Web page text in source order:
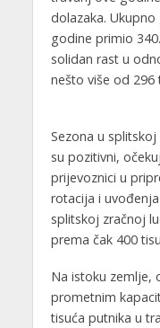
dolazaka.
godine primio
solidan rast u
nešto više od 296
Sezona u
su pozitivni,
prijevoznici u
rotacija i
splitskoj zračnoj
prema čak 400
Na istoku zemlje,
prometnim
tisuća putnika u